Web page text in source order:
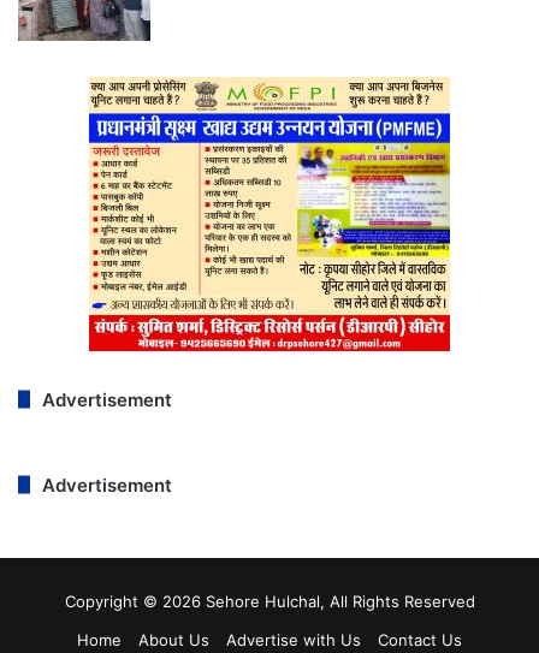
Advertisement
Advertisement
Copyright © 2026 Sehore Hulchal, All Rights Reserved
Home
About Us Advertise with Us Contact Us